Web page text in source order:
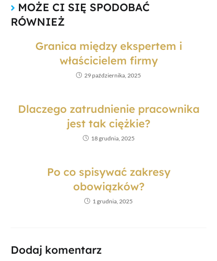
MOŻE CI SIĘ SPODOBAĆ
RÓWNIEŻ
Granica między ekspertem i
właścicielem firmy
29 października, 2025
Dlaczego zatrudnienie pracownika
jest tak ciężkie?
18 grudnia, 2025
Po co spisywać zakresy
obowiązków?
1 grudnia, 2025
Dodaj komentarz